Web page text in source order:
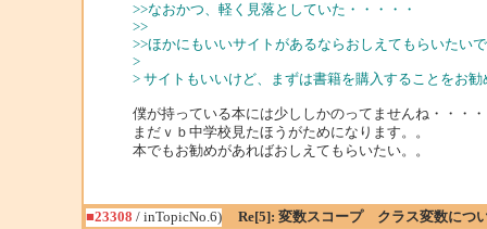
>>なおかつ、軽く見落としていた・・・・・
>>
>>ほかにもいいサイトがあるならおしえてもらいたいで
>
> サイトもいいけど、まずは書籍を購入することをお勧
僕が持っている本には少ししかのってませんね・・・・
まだｖｂ中学校見たほうがためになります。。
本でもお勧めがあればおしえてもらいたい。。
■23308 / inTopicNo.6)
Re[5]: 変数スコープ クラス変数につ